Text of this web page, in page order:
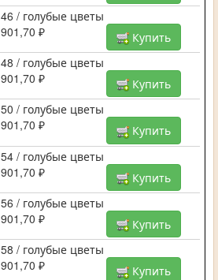
46 / голубые цветы
901,70 ₽
Купить
48 / голубые цветы
901,70 ₽
Купить
50 / голубые цветы
901,70 ₽
Купить
54 / голубые цветы
901,70 ₽
Купить
56 / голубые цветы
901,70 ₽
Купить
58 / голубые цветы
901,70 ₽
Купить